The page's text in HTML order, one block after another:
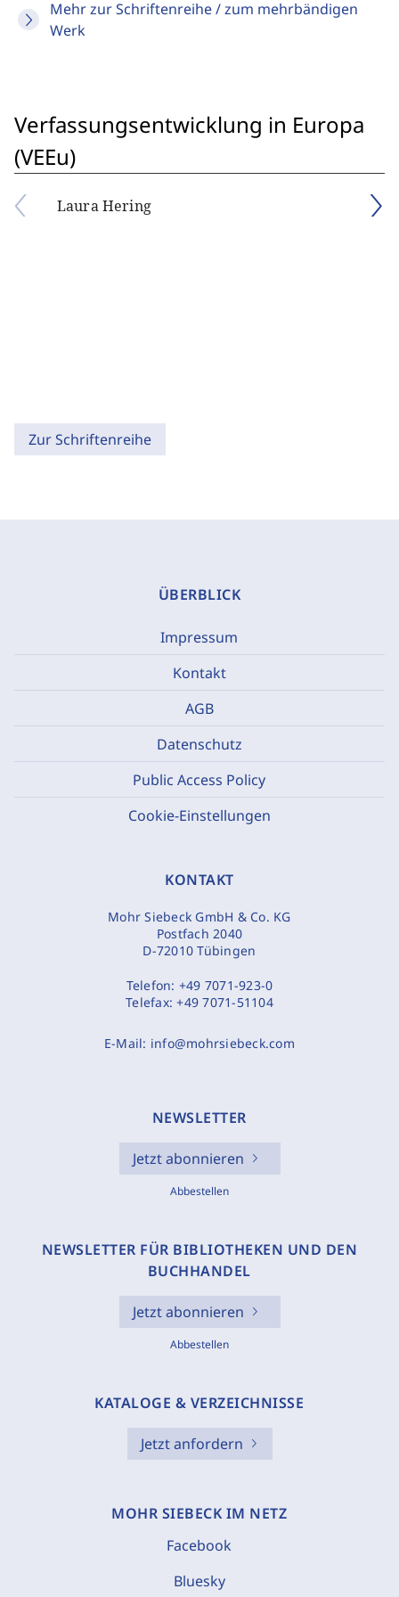
Mehr zur Schriftenreihe / zum mehrbändigen
Werk
Verfassungsentwicklung in Europa
(VEEu)
Laura Hering
Zur Schriftenreihe
ÜBERBLICK
Impressum
Kontakt
AGB
Datenschutz
Public Access Policy
Cookie-Einstellungen
KONTAKT
Mohr Siebeck GmbH & Co. KG
Postfach 2040
D-72010 Tübingen
Telefon: +49 7071-923-0
Telefax:+49 7071-51104
E-Mail: info@mohrsiebeck.com
NEWSLETTER
Jetzt abonnieren
Abbestellen
NEWSLETTER FÜR BIBLIOTHEKEN UND DEN
BUCHHANDEL
Jetzt abonnieren
Abbestellen
KATALOGE & VERZEICHNISSE
Jetzt anfordern
MOHR SIEBECK IM NETZ
Facebook
Bluesky